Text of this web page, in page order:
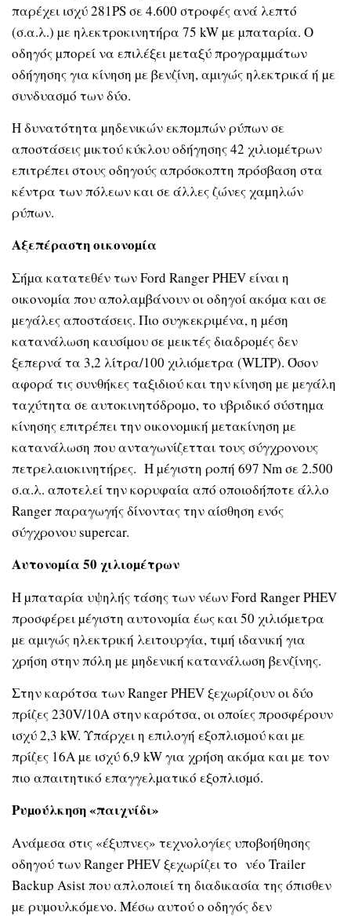
παρέχει ισχύ 281PS σε 4.600 στροφές ανά λεπτό
(σ.α.λ.) µε ηλεκτροκινητήρα 75 kW µε µπαταρία. Ο
οδηγός µπορεί να επιλέξει µεταξύ προγραµµάτων
οδήγησης για κίνηση µε βενζίνη, αµιγώς ηλεκτρικά ή µε
συνδυασµό των δύο.
Η δυνατότητα µηδενικών εκποµπών ρύπων σε
αποστάσεις µικτού κύκλου οδήγησης 42 χιλιοµέτρων
επιτρέπει στους οδηγούς απρόσκοπτη πρόσβαση στα
κέντρα των πόλεων και σε άλλες ζώνες χαµηλών
ρύπων.
Αξεπέραστη οικονοµία
Σήµα κατατεθέν των Ford Ranger PHEV είναι η
οικονοµία που απολαµβάνουν οι οδηγοί ακόµα και σε
µεγάλες αποστάσεις. Πιο συγκεκριµένα, η µέση
κατανάλωση καυσίµου σε µεικτές διαδροµές δεν
ξεπερνά τα 3,2 λίτρα/100 χιλιόµετρα (WLTP). Όσον
αφορά τις συνθήκες ταξιδιού και την κίνηση µε µεγάλη
ταχύτητα σε αυτοκινητόδροµο, το υβριδικό σύστηµα
κίνησης επιτρέπει την οικονοµική µετακίνηση µε
κατανάλωση που ανταγωνίζετται τους σύγχρονους
πετρελαιοκινητήρες. Η µέγιστη ροπή 697 Nm σε 2.500
σ.α.λ. αποτελεί την κορυφαία από οποιοδήποτε άλλο
Ranger παραγωγής δίνοντας την αίσθηση ενός
σύγχρονου supercar.
Αυτονοµία 50 χιλιοµέτρων
Η µπαταρία υψηλής τάσης των νέων Ford Ranger PHEV
προσφέρει µέγιστη αυτονοµία έως και 50 χιλιόµετρα
µε αµιγώς ηλεκτρική λειτουργία, τιµή ιδανική για
χρήση στην πόλη µε µηδενική κατανάλωση βενζίνης.
Στην καρότσα των Ranger PHEV ξεχωρίζουν οι δύο
πρίζες 230V/10A στην καρότσα, οι οποίες προσφέρουν
ισχύ 2,3 kW. Υπάρχει η επιλογή εξοπλισµού και µε
πρίζες 16Α µε ισχύ 6,9 kW για χρήση ακόµα και µε τον
πιο απαιτητικό επαγγελµατικό εξοπλισµό.
Ρυµούλκηση «παιχνίδι»
Ανάµεσα στις «έξυπνες» τεχνολογίες υποβοήθησης
οδηγού των Ranger PHEV ξεχωρίζει το νέο Trailer
Backup Asist που απλοποιεί τη διαδικασία της όπισθεν
µε ρυµουλκόµενο. Μέσω αυτού ο οδηγός δεν